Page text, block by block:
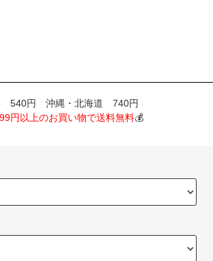
540円 沖縄・北海道 740円
円以上のお買い物で送料無料💰